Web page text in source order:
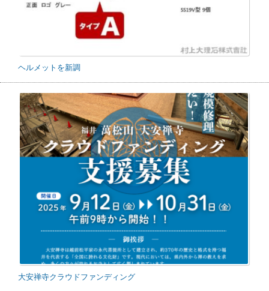
ヘルメットを新調
大安禅寺クラウドファンディング